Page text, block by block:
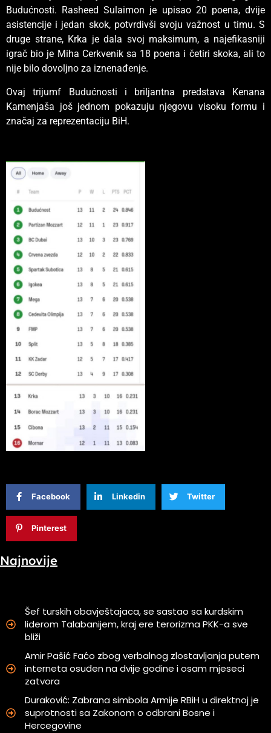
Budućnosti. Rasheed Sulaimon je upisao 20 poena, dvije
asistencije i jedan skok, potvrdivši svoju važnost u timu. S
druge strane, Krka je dala svoj maksimum, a najefikasniji
igrač bio je Miha Cerkvenik sa 18 poena i četiri skoka, ali to
nije bilo dovoljno za iznenađenje.
Ovaj trijumf Budućnosti i briljantna predstava Kenana
Kamenjaša još jednom pokazuju njegovu visoku formu i
značaj za reprezentaciju BiH.
Facebook Linkedin Twitter
Pinterest
Najnovije
Šef turskih obavještajaca, se sastao sa kurdskim
liderom Talabanijem, kraj ere terorizma PKK-a sve
bliži
Amir Pašić Faćo zbog verbalnog zlostavljanja putem
interneta osuđen na dvije godine i osam mjeseci
zatvora
Duraković: Zabrana simbola Armije RBiH u direktnoj je
suprotnosti sa Zakonom o odbrani Bosne i
Hercegovine